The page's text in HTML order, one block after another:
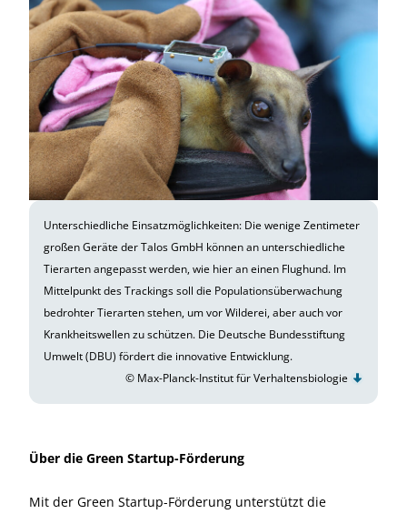
Unterschiedliche Einsatzmöglichkeiten: Die wenige Zentimeter
großen Geräte der Talos GmbH können an unterschiedliche
Tierarten angepasst werden, wie hier an einen Flughund. Im
Mittelpunkt des Trackings soll die Populationsüberwachung
bedrohter Tierarten stehen, um vor Wilderei, aber auch vor
Krankheitswellen zu schützen. Die Deutsche Bundesstiftung
Umwelt (DBU) fördert die innovative Entwicklung.
© Max-Planck-Institut für Verhaltensbiologie
Über die Green Startup-Förderung
Mit der Green Startup-Förderung unterstützt die